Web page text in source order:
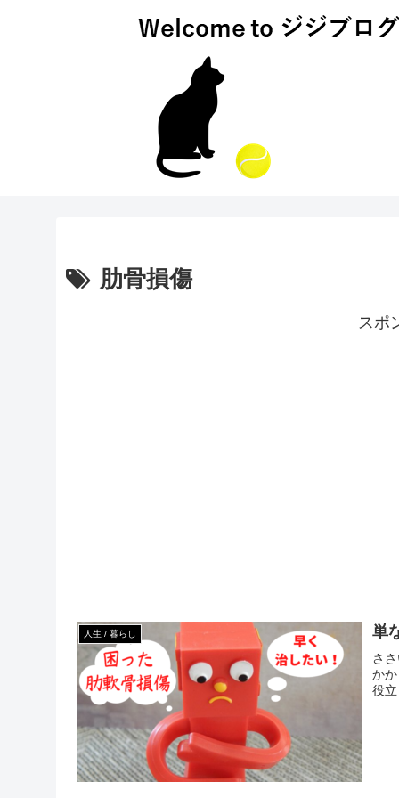
肋骨損傷
スポ
人生 / 暮らし 単
さ
か
役